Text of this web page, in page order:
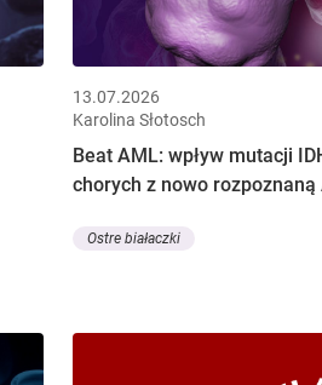
13.07.2026
Karolina Słotosch
Beat AML: wpływ mutacji
chorych z nowo rozpoznaną
Ostre białaczki